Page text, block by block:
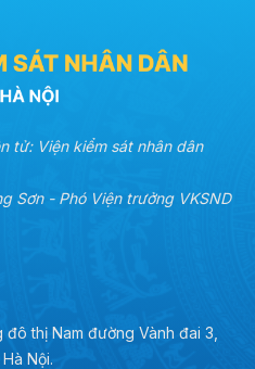
tử: Viện kiểm sát nhân dân
Sơn - Phó Viện trưởng VKSND
thị Nam đường Vành đai 3,
Nội.